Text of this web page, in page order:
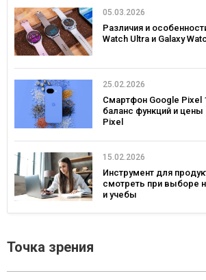
05.03.2026
Различия и
Watch Ultra и Galaxy
25.02.2026
Смартфон Google Pixel
баланс функций и цены
Pixel
15.02.2026
Инструмент для
смотреть при выборе
и учебы
Точка зрения